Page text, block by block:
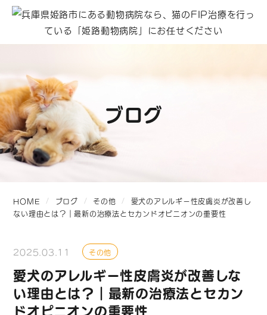
ブログ
HOME ブログ その他
愛犬のアレルギー性皮膚炎が改善し
ない理由とは？｜最新の治療法とセカンドオピニオンの重要性
2025.03.11 その他
愛犬のアレルギー性皮膚炎が改善しな
い理由とは？｜最新の治療法とセカン
ドオピニオンの重要性